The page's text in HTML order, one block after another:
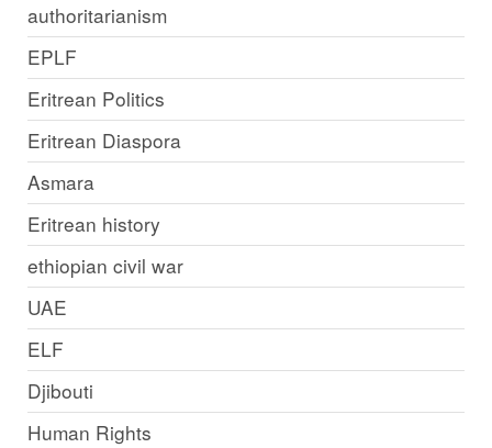
authoritarianism
EPLF
Eritrean Politics
Eritrean Diaspora
Asmara
Eritrean history
ethiopian civil war
UAE
ELF
Djibouti
Human Rights